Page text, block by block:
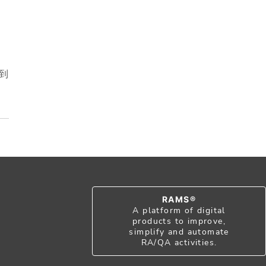
RAMS®
A platform of digital
products to improve,
simplify and automate
RA/QA activities.